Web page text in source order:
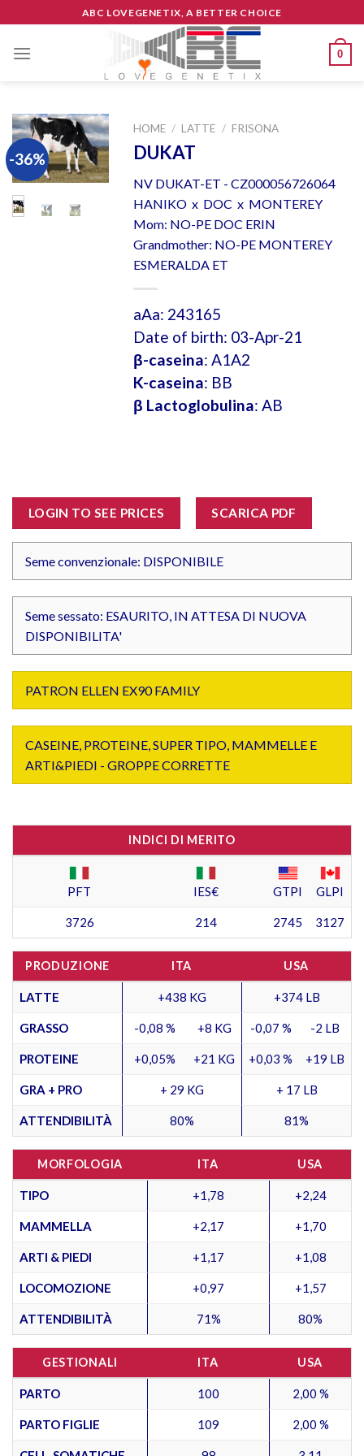
to
content
ABC LOVEGENETIX, A BETTER CHOICE
0
-36%
HOME / LATTE / FRISONA
DUKAT
NV DUKAT-ET - CZ000056726064
HANIKO x DOC x MONTEREY
Mom: NO-PE DOC ERIN
Grandmother: NO-PE MONTEREY
ESMERALDA ET
aAa: 243165
Date of birth: 03-Apr-21
β-caseina: A1A2
K-caseina: BB
β Lactoglobulina: AB
LOGIN TO SEE PRICES SCARICA PDF
Seme convenzionale: DISPONIBILE
Seme sessato: ESAURITO, IN ATTESA DI NUOVA
DISPONIBILITA'
PATRON ELLEN EX90 FAMILY
CASEINE, PROTEINE, SUPER TIPO, MAMMELLE E
ARTI&PIEDI - GROPPE CORRETTE
INDICI DI MERITO
PFT IES€ GTPI GLPI
3726 214 2745 3127
PRODUZIONE ITA USA
LATTE +438 KG +374 LB
GRASSO -0,08 % +8 KG -0,07 % -2 LB
PROTEINE +0,05% +21 KG +0,03 % +19 LB
GRA + PRO + 29 KG + 17 LB
ATTENDIBILITÀ 80% 81%
MORFOLOGIA ITA USA
TIPO +1,78 +2,24
MAMMELLA +2,17 +1,70
ARTI & PIEDI +1,17 +1,08
LOCOMOZIONE +0,97 +1,57
ATTENDIBILITÀ 71% 80%
GESTIONALI ITA USA
PARTO 100 2,00 %
PARTO FIGLIE 109 2,00 %